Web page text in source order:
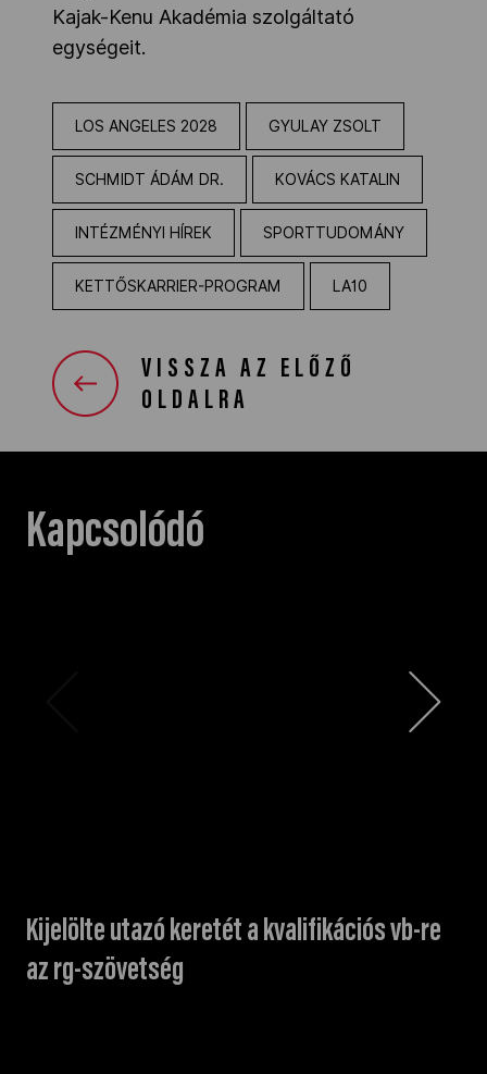
Kajak-Kenu Akadémia szolgáltató
egységeit.
LOS ANGELES 2028 GYULAY ZSOLT
SCHMIDT ÁDÁM DR. KOVÁCS KATALIN
INTÉZMÉNYI HÍREK SPORTTUDOMÁNY
KETTŐSKARRIER-PROGRAM LA10
VISSZA AZ ELŐZŐ
OLDALRA
Kapcsolódó
Kijelölte utazó keretét a kvalifikációs vb-re
az rg-szövetség